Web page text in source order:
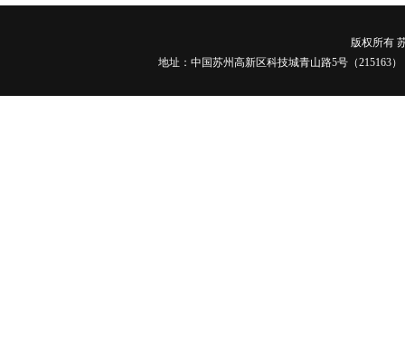
版权所有
地址：中国苏州高新区科技城青山路5号（215163）